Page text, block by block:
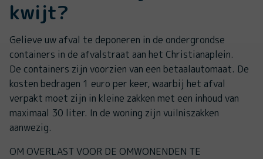
kwijt?
Gelieve uw afval te deponeren in de ondergrondse
containers in de afvalstraat aan het Christianaplein.
De containers zijn voorzien van een betaalautomaat. De
kosten bedragen 1 euro per keer, waarbij het afval
verpakt moet zijn in kleine zakken met een inhoud van
maximaal 30 liter. In de woning zijn vuilniszakken
aanwezig.
OM OVERLAST VOOR DE OMWONENDEN TE